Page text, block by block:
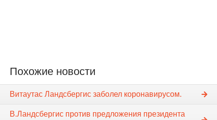
Похожие новости
Витаутас Ландсбергис заболел коронавирусом.
В.Ландсбергис против предложения президента